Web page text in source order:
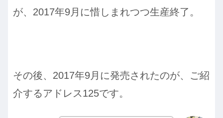
が、2017年9月に惜しまれつつ生産終了。
その後、2017年9月に発売されたのが、ご紹
介するアドレス125です。